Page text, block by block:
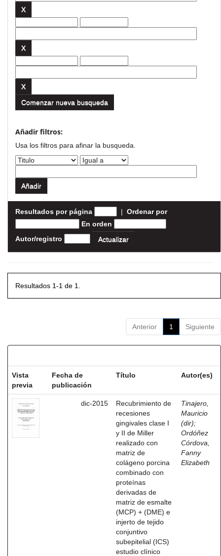
Comenzar nueva busqueda
Añadir filtros:
Usa los filtros para afinar la busqueda.
Resultados por página | Ordenar por
En orden
Autor/registro
Resultados 1-1 de 1.
Anterior 1 Siguiente
Vista
previa
Fecha de
publicación
Título Autor(es)
dic-2015
Recubrimiento de
recesiones
gingivales clase I
y II de Miller
realizado con
matriz de
colágeno porcina
combinado con
proteínas
derivadas de
matriz de esmalte
(MCP) + (DME) e
injerto de tejido
conjuntivo
subepitelial (ICS)
estudio clínico
Tinajero,
Mauricio
(dir);
Ordóñez
Córdova,
Fanny
Elizabeth